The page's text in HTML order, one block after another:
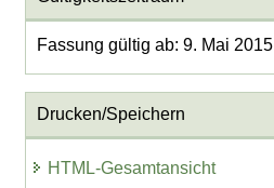
Fassung gültig ab: 9. Mai 2015
Drucken/Speichern
HTML-Gesamtansicht